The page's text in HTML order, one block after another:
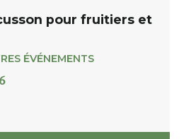
pour fruitiers et
ÉVÉNEMENTS